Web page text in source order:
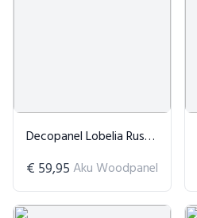
Decopanel Lobelia Rust Copper
€ 59,95 Aku Woodpanel